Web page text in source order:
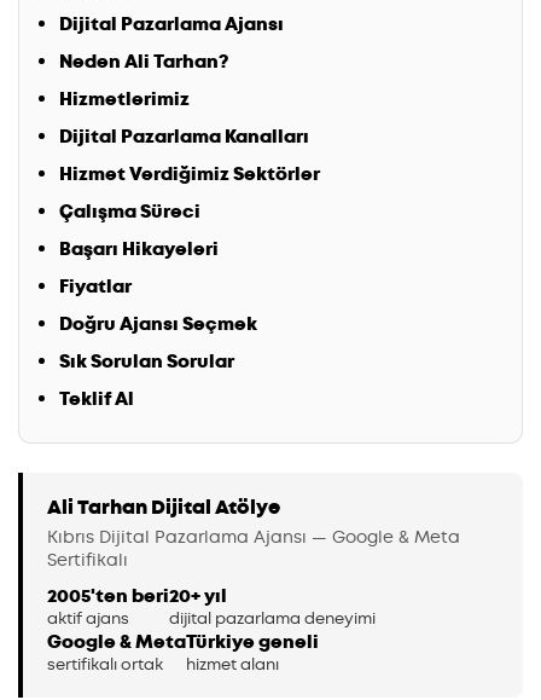
Dijital Pazarlama Ajansı
Neden Ali Tarhan?
Hizmetlerimiz
Dijital Pazarlama Kanalları
Hizmet Verdiğimiz Sektörler
Çalışma Süreci
Başarı Hikayeleri
Fiyatlar
Doğru Ajansı Seçmek
Sık Sorulan Sorular
Teklif Al
Ali Tarhan Dijital Atölye
Kıbrıs Dijital Pazarlama Ajansı — Google & Meta
Sertifikalı
2005'ten beri
aktif ajans
20+ yıl
dijital pazarlama deneyimi
Google & Meta
sertifikalı ortak
Türkiye geneli
hizmet alanı